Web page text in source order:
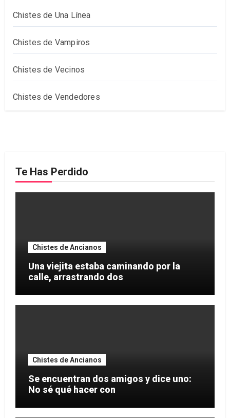
Chistes de Una Línea
Chistes de Vampiros
Chistes de Vecinos
Chistes de Vendedores
Te Has Perdido
Chistes de Ancianos
Una viejita estaba caminando por la
calle, arrastrando dos
Chistes de Ancianos
Se encuentran dos amigos y dice uno:
No sé qué hacer con